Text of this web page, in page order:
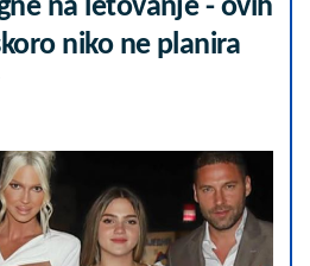
na letovanje - ovih
niko ne planira